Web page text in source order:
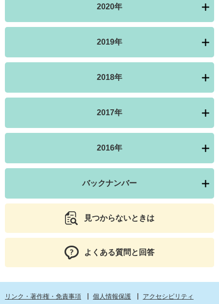
2020年
2019年
2018年
2017年
2016年
バックナンバー
見つからないときは
よくある質問と回答
リンク・著作権・免責事項 個人情報保護
アクセシビリティ